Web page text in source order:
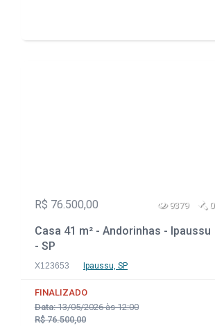
R$ 76.500,00 9379 0
Casa 41 m² - Andorinhas - Ipaussu
- SP
X123653 Ipaussu, SP
FINALIZADO
Data:13/05/2026 às 12:00
R$ 76.500,00